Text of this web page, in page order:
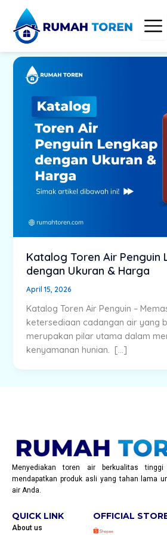
content
Katalog Toren Air Penguin
dengan Ukuran & Harga
April 15, 2026
Katalog Toren Air Penguin –
ketersediaan cadangan air yang
merupakan pilar utama dalam
kenyamanan hunian. […]
Menyediakan toren air berkualitas
mendapatkan produk asli yang tahan lama
air Anda.
QUICK LINK
About us
OFFICIAL